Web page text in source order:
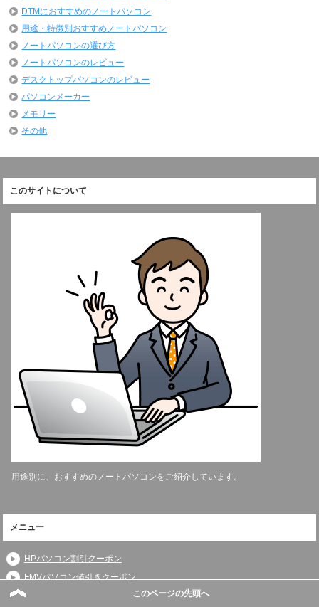
DTMにおすすめのノートパソコン
用途・特徴別おすすめノートパソコン
ノートパソコンの選び方
ノートパソコンのレビュー
デスクトップパソコンのレビュー
パソコンメーカー
メモリー
その他
このサイトについて
用途別に、おすすめのノートパソコンをご紹介しています。
メニュー
HPパソコン割引クーポン
FMVパソコン値引きクーポン
マウスコンピューター値引きクーポンこのページの先頭へ